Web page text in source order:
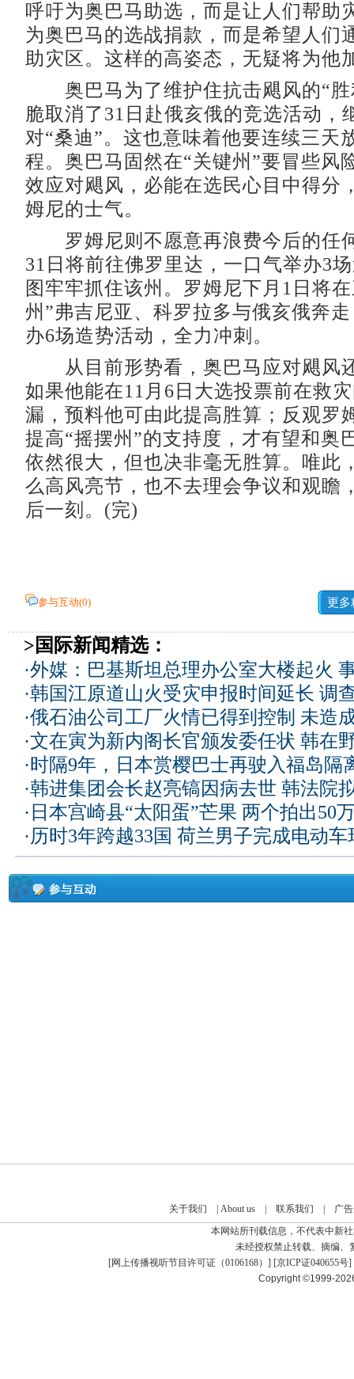
呼吁为奥巴马助选，而是让人们帮助
为奥巴马的选战捐款，而是希望人们
助灾区。这样的高姿态，无疑将为他
奥巴马为了维护住抗击飓风的“胜
脆取消了31日赴俄亥俄的竞选活动，
对“桑迪”。这也意味着他要连续三天
程。奥巴马固然在“关键州”要冒些风
效应对飓风，必能在选民心目中得分
姆尼的士气。
罗姆尼则不愿意再浪费今后的任
31日将前往佛罗里达，一口气举办3
图牢牢抓住该州。罗姆尼下月1日将
州”弗吉尼亚、科罗拉多与俄亥俄奔
办6场造势活动，全力冲刺。
从目前形势看，奥巴马应对飓风
如果他能在11月6日大选投票前在救
漏，预料他可由此提高胜算；反观罗
提高“摇摆州”的支持度，才有望和奥
依然很大，但也决非毫无胜算。唯此
么高风亮节，也不去理会争议和观瞻
后一刻。(完)
参与互动(0) 更多
>国际新闻精选：
·外媒：巴基斯坦总理办公室大楼起火
·韩国江原道山火受灾申报时间延长 调
·俄石油公司工厂火情已得到控制 未造
·文在寅为新内阁长官颁发委任状 韩在
·时隔9年，日本赏樱巴士再驶入福岛隔
·韩进集团会长赵亮镐因病去世 韩法院
· 日本宫崎县“太阳蛋”芒果 两个拍出50
·历时3年跨越33国 荷兰男子完成电动车
关于我们 About us| 联系我们
广
本网站所刊载信息，不代表中新
未经授权禁止转载、摘编、
[网上传播视听节目许可证（0106168） ] [京ICP证040655号]
Copyright ©1999-